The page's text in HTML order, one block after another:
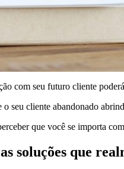
com seu futuro cliente
seu cliente abandonado
que você se importa
soluções que